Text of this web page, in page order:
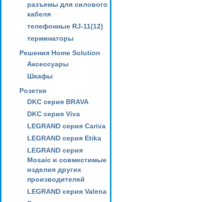
разъемы для силового
кабеля
телефонные RJ-11(12)
терминаторы
Решения Home Solution
Аксессуары
Шкафы
Розетки
DKC серия BRAVA
DKC серия Viva
LEGRAND серия Cariva
LEGRAND серия Etika
LEGRAND серия
Mosaic и совместимые
изделия других
производителей
LEGRAND серия Valena